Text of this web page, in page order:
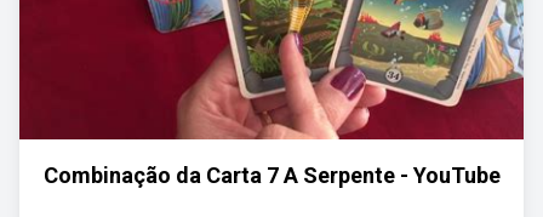
Combinação da Carta 7 A Serpente - YouTube